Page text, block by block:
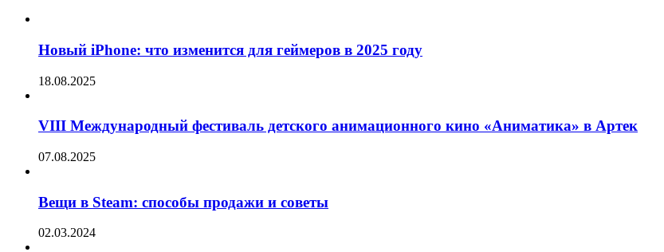
Новый iPhone: что изменится для геймеров в 2025 году
18.08.2025
VIII Международный фестиваль детского анимационного кино «Аниматика» в Артек
07.08.2025
Вещи в Steam: способы продажи и советы
02.03.2024